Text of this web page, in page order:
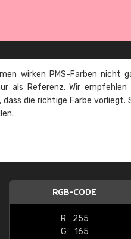
wirken PMS-Farben nicht
als Referenz. Wir empfehlen
dass die richtige Farbe vorliegt.
RGB-CODE
R
255
G
165